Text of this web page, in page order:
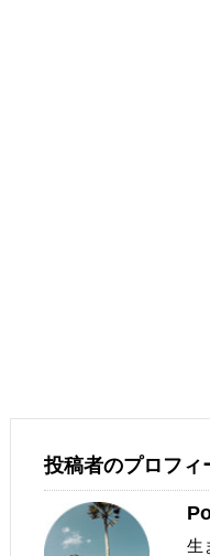
投稿者のプロフィ
生